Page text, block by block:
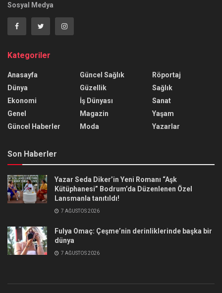
Sosyal Medya
Kategoriler
Anasayfa
Dünya
Ekonomi
Genel
Güncel Haberler
Güncel Sağlık
Güzellik
İş Dünyası
Magazin
Moda
Röportaj
Sağlık
Sanat
Yaşam
Yazarlar
Son Haberler
Yazar Seda Diker’in Yeni Romanı “Aşk
Kütüphanesi” Bodrum’da Düzenlenen Özel
Lansmanla tanıtıldı!
7 AĞUSTOS 2026
Fulya Omaç: Çeşme’nin derinliklerinde başka bir
dünya
7 AĞUSTOS 2026